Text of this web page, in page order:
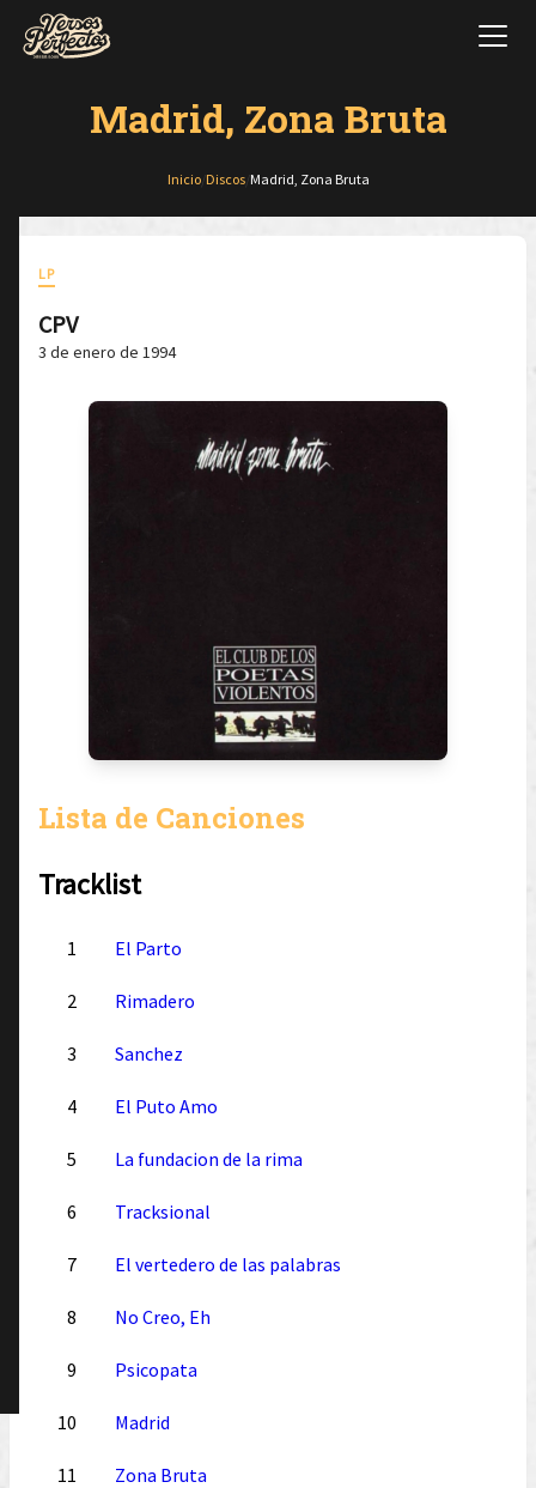
Madrid, Zona Bruta
Inicio/ Discos/ Madrid, Zona Bruta
LP
CPV
3 de enero de 1994
Lista de Canciones
Tracklist
1 El Parto
2 Rimadero
3 Sanchez
4 El Puto Amo
5 La fundacion de la rima
6 Tracksional
7 El vertedero de las palabras
8 No Creo, Eh
9 Psicopata
10 Madrid
11 Zona Bruta